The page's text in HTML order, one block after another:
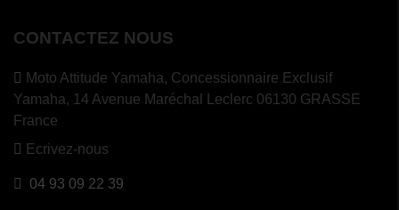
CONTACTEZ NOUS
Moto Attitude Yamaha, Concessionnaire Exclusif
Yamaha, 14 Avenue Maréchal Leclerc 06130 GRASSE
France
Ecrivez-nous
04 93 09 22 39